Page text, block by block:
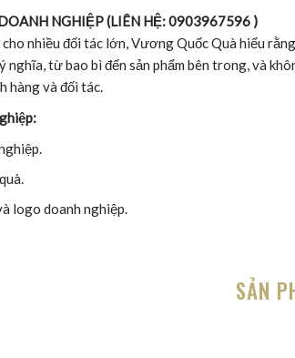
NGHIỆP (LIÊN HỆ: 0903967596 )
nhiều đối tác lớn, Vương Quốc Quà hiểu
nghĩa, từ bao bì đến sản phẩm bên trong, và
hàng và đối tác.
logo doanh nghiệp.
SẢN